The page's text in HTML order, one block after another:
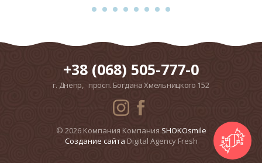
+38 (068) 505-777-0
г. Днепр, просп. Богдана Хмельницкого 152
© 2026 Компания Компания SHOKOsmile
Cоздание сайта Digital Agency Fresh